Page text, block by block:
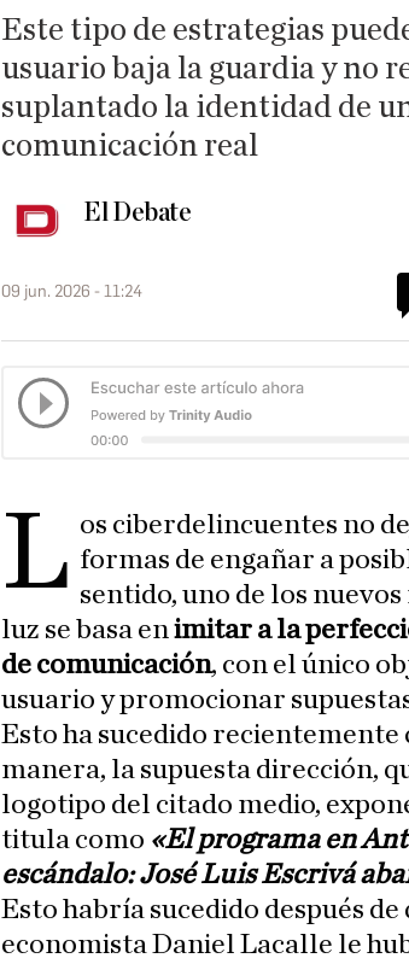
Este tipo de estrategias
usuario baja la guardia y no
suplantado la identidad de
comunicación real
El Debate
09 jun. 2026 - 11:24
L os ciberdelincuentes no
formas de engañar a
sentido, uno de los
luz se basa enimitar a la
de comunicación, con el único
usuario y promocionar
Esto ha sucedido recientemente
manera, la supuesta dirección,
logotipo del citado medio,
titula como «El programa en
escándalo: José Luis Escrivá
Esto habría sucedido después
economista Daniel Lacalle le